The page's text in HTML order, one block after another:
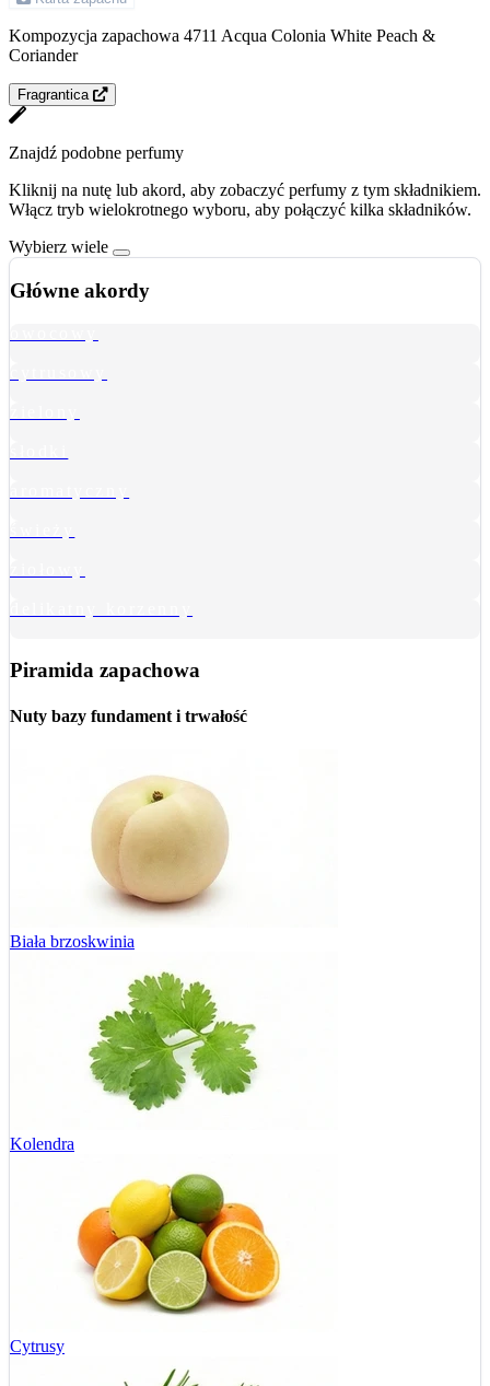
Kompozycja zapachowa 4711 Acqua Colonia White Peach &
Coriander
Fragrantica
Znajdź podobne perfumy
Kliknij na nutę lub akord, aby zobaczyć perfumy z tym składnikiem.
Włącz tryb wielokrotnego wyboru, aby połączyć kilka składników.
Wybierz wiele
Główne akordy
Piramida zapachowa
Nuty bazy fundament i trwałość
Biała brzoskwinia
Kolendra
Cytrusy